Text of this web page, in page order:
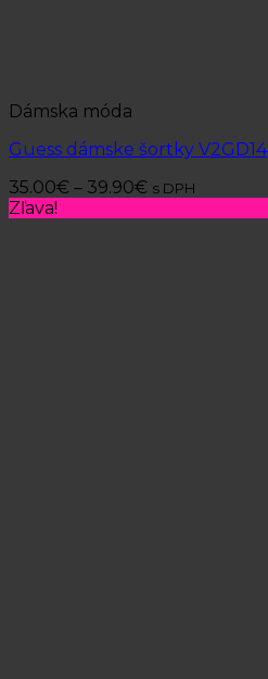
Dámska móda
Guess dámske šortky V2GD14
35.00€ – 39.90€ s DPH
Zľava!